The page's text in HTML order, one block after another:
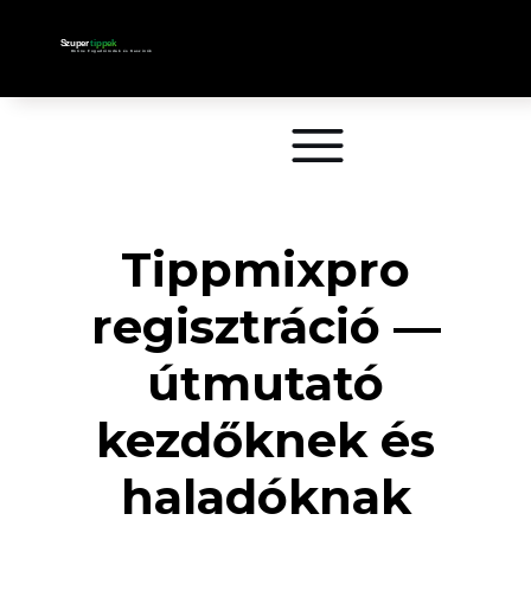
Tippmixpro
regisztráció —
útmutató
kezdőknek és
haladóknak